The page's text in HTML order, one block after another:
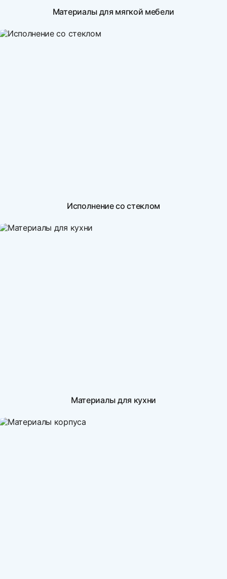
Материалы для мягкой мебели
Исполнение со стеклом
Материалы для кухни